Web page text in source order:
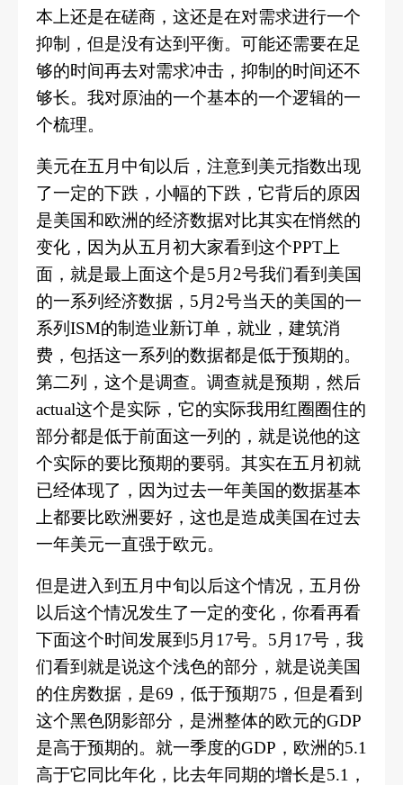
本上还是在磋商，这还是在对需求进行一个
抑制，但是没有达到平衡。 可能还需要在足
够的时间再去对需求冲击，抑制的时间还不
够长。我对原油的一个基本的一个逻辑的一
个梳理。
美元在五月中旬以后，注意到美元指数出现
了一定的下跌，小幅的下跌，它背后的原因
是美国和欧洲的经济数据对比其实在悄然的
变化，因为从五月初大家看到这个PPT上
面，就是最上面这个是5月2号我们看到美国
的一系列经济数据，5月2号当天的美国的一
系列ISM的制造业新订单，就业，建筑消
费，包括这一系列的数据都是低于预期的。
第二列，这个是调查。调查就是预期，然后
actual这个是实际，它的实际我用红圈圈住的
部分都是低于前面这一列的，就是说他的这
个实际的要比预期的要弱。其实在五月初就
已经体现了，因为过去一年美国的数据基本
上都要比欧洲要好，这也是造成美国在过去
一年美元一直强于欧元。
但是进入到五月中旬以后这个情况，五月份
以后这个情况发生了一定的变化，你看再看
下面这个时间发展到5月17号。5月17号，我
们看到就是说这个浅色的部分，就是说美国
的住房数据，是69，低于预期75，但是看到
这个黑色阴影部分，是洲整体的欧元的GDP
是高于预期的。就一季度的GDP，欧洲的5.1
高于它同比年化，比去年同期的增长是5.1，